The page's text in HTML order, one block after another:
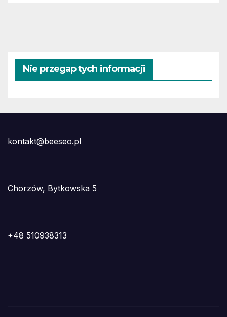
Nie przegap tych informacji
kontakt@beeseo.pl
Chorzów, Bytkowska 5
+48 510938313